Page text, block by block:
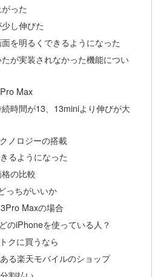
った
し伸びた
を明るくできるようになった
が実装されなかった機能につい
Max
時間が13、13miniより伸びが大
ノロジーの搭載
るようになった
の比較
っちがいいか
Maxの場合
のiPhoneを使っている人？
クに買うなら
る楽天モバイルのショップ